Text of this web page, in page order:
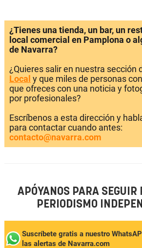
¿Tienes una tienda, un bar, un
local comercial en Pamplona o
de Navarra?
¿Quieres salir en nuestra sección
Local y que miles de personas
que ofreces con una noticia y
por profesionales?
Escríbenos a esta dirección y
para contactar cuando antes:
contacto@navarra.com
APÓYANOS PARA SEGUIR
PERIODISMO
Suscríbete gratis a nuestro
las alertas de Navarra.com